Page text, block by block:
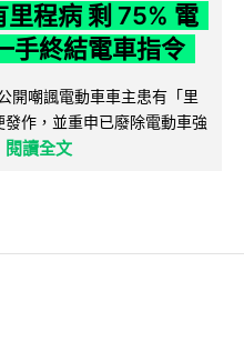
程病 剩 75% 電
手終結電車指令
開嘲諷電動車車主患有「里
作，並重申已廢除電動車強
閱讀全文